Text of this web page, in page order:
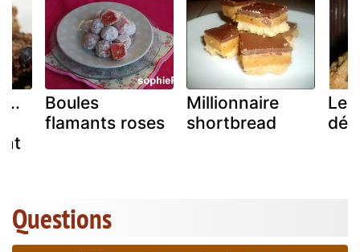
...
Boules
flamants roses
Millionnaire
shortbread
Questions